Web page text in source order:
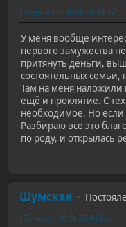
12 сентября 2018, 21:14:37
У меня вообще
первого замужества
притянуть деньги,
состоятельных семьи,
Там на меня наложили
ещё и проклятие. С
необходимое. Но если
Разбираю все это
по роду, и открылась
Шумская
17 января 2019, 23:44:52